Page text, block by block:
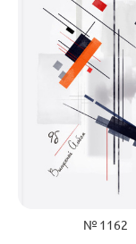
№ 1162